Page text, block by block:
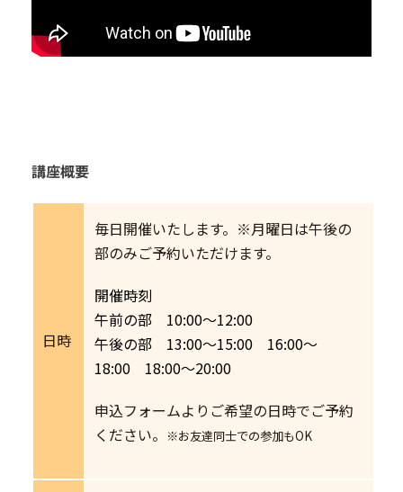
講座概要
日時
毎日開催いたします。※月曜日は午後の
部のみご予約いただけます。
開催時刻
午前の部 10:00～12:00
午後の部 13:00～15:00 16:00～
18:00 18:00～20:00
申込フォームよりご希望の日時でご予約
ください。
※お友達同士での参加もOK